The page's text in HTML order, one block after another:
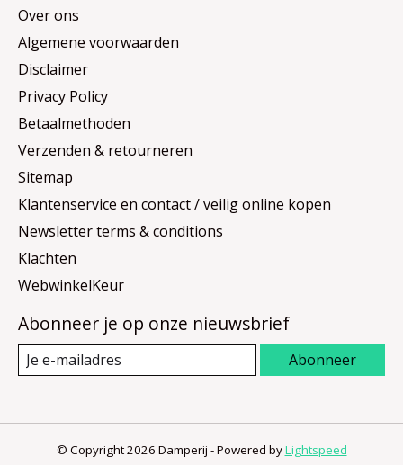
Over ons
Algemene voorwaarden
Disclaimer
Privacy Policy
Betaalmethoden
Verzenden & retourneren
Sitemap
Klantenservice en contact / veilig online kopen
Newsletter terms & conditions
Klachten
WebwinkelKeur
Abonneer je op onze nieuwsbrief
Abonneer
© Copyright 2026 Damperij - Powered byLightspeed